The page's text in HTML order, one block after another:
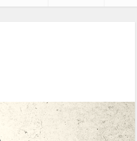
racismo antinegro en
América Latina y el
Caribe